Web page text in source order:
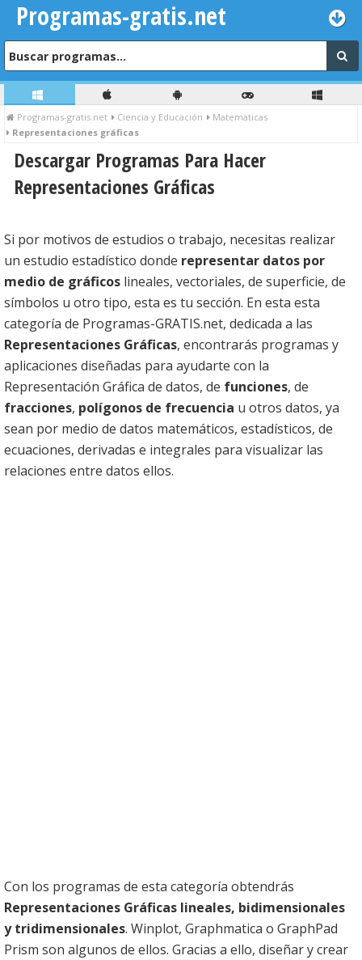
Programas-gratis.net
Programas-gratis.net Ciencia y Educación
Matematicas
Representaciones gráficas
Descargar Programas Para Hacer
Representaciones Gráficas
Si por motivos de estudios o trabajo, necesitas realizar
un estudio estadístico donde representar datos por
medio de gráficos lineales, vectoriales, de superficie, de
símbolos u otro tipo, esta es tu sección. En esta esta
categoría de Programas-GRATIS.net, dedicada a las
Representaciones Gráficas, encontrarás programas y
aplicaciones diseñadas para ayudarte con la
Representación Gráfica de datos, de funciones, de
fracciones, polígonos de frecuencia u otros datos, ya
sean por medio de datos matemáticos, estadísticos, de
ecuaciones, derivadas e integrales para visualizar las
relaciones entre datos ellos.
Con los programas de esta categoría obtendrás
Representaciones Gráficas lineales, bidimensionales
y tridimensionales. Winplot, Graphmatica o GraphPad
Prism son algunos de ellos. Gracias a ello, diseñar y crear